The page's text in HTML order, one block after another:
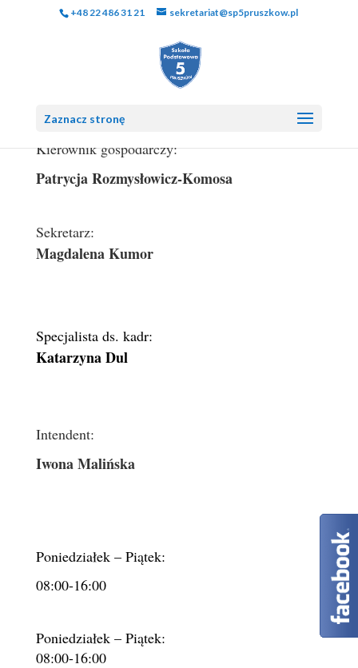
+48 22 486 31 21 sekretariat@sp5pruszkow.pl
Zaznacz stronę
Kierownik gospodarczy:
Patrycja Rozmysłowicz-Komosa
Sekretarz:
Magdalena Kumor
Specjalista ds. kadr:
Katarzyna Dul
Intendent:
Iwona Malińska
Poniedziałek – Piątek:
08:00-16:00
Poniedziałek – Piątek:
08:00-16:00